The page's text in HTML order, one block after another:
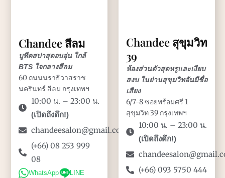
Chandee สีลม
บูทีคสปาสุดอบอุ่น ใกล้
BTS ใจกลางสีลม
60 ถนนนราธิวาสราช
นครินทร์ สีลม กรุงเทพฯ
10:00 น. – 23:00 น.
(เปิดถึงดึก!)
chandeesalon@gmail.com
(+66) 08 253 999
08
WhatsApp· LINE
Chandee สุขุมวิท
39
ห้องส่วนตัวสุดหรูและเงียบ
สงบ ในย่านสุขุมวิทอันมีชื่อ
เสียง
6/7-8 ซอยพร้อมศรี 1
สุขุมวิท 39 กรุงเทพฯ
10:00 น. – 23:00 น.
(เปิดถึงดึก!)
(+66) 093 5750 444